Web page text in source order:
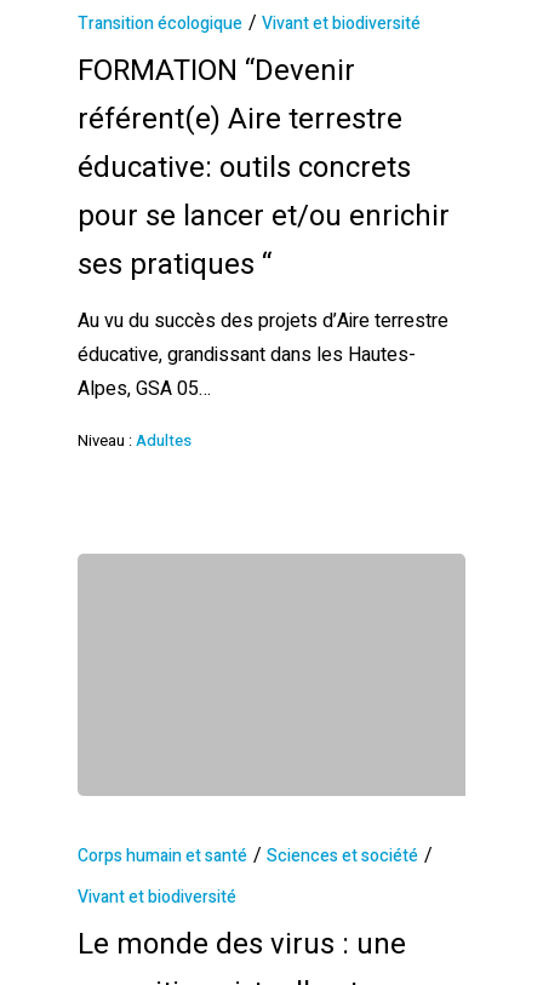
Transition écologique / Vivant et biodiversité
FORMATION “Devenir
référent(e) Aire terrestre
éducative: outils concrets
pour se lancer et/ou enrichir
ses pratiques “
Au vu du succès des projets d’Aire terrestre
éducative, grandissant dans les Hautes-
Alpes, GSA 05…
Niveau :Adultes
Corps humain et santé / Sciences et société /
Vivant et biodiversité
Le monde des virus : une